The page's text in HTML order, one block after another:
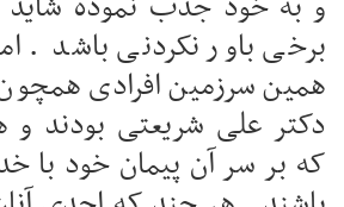
برخی باور نکردنی باشد .
همین سرزمین افرادی
دکتر علی شریعتی بودند و
که بر سر آن پیمان خود با